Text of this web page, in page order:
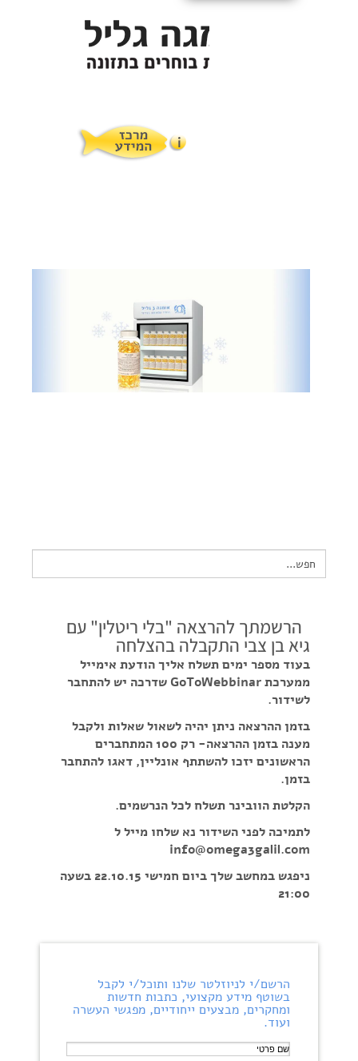
פרוטוקול אומגה
מרכז המטפלים
מרכז המידע
צור קשר
Search
for:
הרשמתך להרצאה "בלי ריטלין" עם
גיא בן צבי התקבלה בהצלחה
בעוד מספר ימים תשלח אליך הודעת אימייל
ממערכת GoToWebbinar שדרכה יש להתחבר
לשידור.
בזמן ההרצאה ניתן יהיה לשאול שאלות ולקבל
מענה בזמן ההרצאה- רק 100 המתחברים
הראשונים יזכו להשתתף אונליין, דאגו להתחבר
בזמן.
הקלטת הוובינר תשלח לכל הנרשמים.
לתמיכה לפני השידור נא שלחו מייל ל
info@omega3galil.com
ניפגש במחשב שלך ביום חמישי 22.10.15 בשעה
21:00
הרשם/י לניוזלטר שלנו ותוכל/י לקבל
בשוטף מידע מקצועי, כתבות חדשות
ומחקרים, מבצעים ייחודיים, מפגשי העשרה
ועוד.